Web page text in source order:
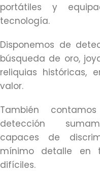
portátiles y
tecnología.
Disponemos de
búsqueda de oro,
reliquias históricas,
valor.
También
detección
capaces de
mínimo detalle en
difíciles.